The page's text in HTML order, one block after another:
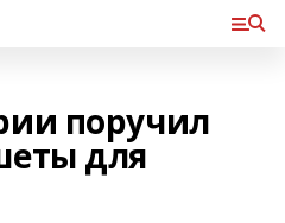
поручил
для